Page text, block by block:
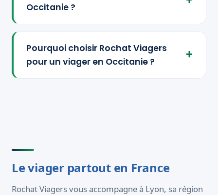
Occitanie ?
Pourquoi choisir Rochat Viagers
pour un viager en Occitanie ?
Le viager partout en France
Rochat Viagers vous accompagne à Lyon, sa région